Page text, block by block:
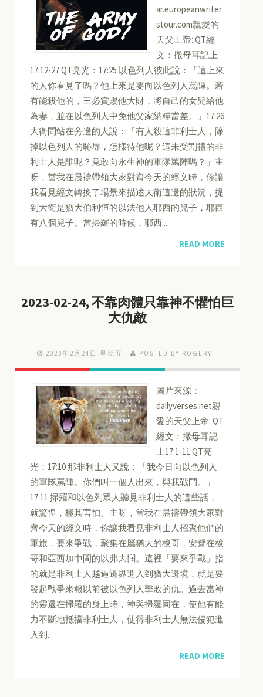
ar.europeanwriter
stour.com親愛的
天父上帝: QT經
文：撒母耳記上
17:12-27 QT亮光：17:25 以色列人彼此說：「這上來
的人你看見了嗎？他上來是要向以色列人罵陣。若
有能殺他的，王必賞賜他大財，將自己的女兒給他
為妻，並在以色列人中免他父家納糧當差。」17:26
大衛問站在旁邊的人說：「有人殺這非利士人，除
掉以色列人的恥辱，怎樣待他呢？這未受割禮的非
利士人是誰呢？竟敢向永生神的軍隊罵陣嗎？」主
呀，當我在晨禱帶領大家對齊今天的經文時，你讓
我看見經文轉換了場景來描述大衛這邊的狀況，提
到大衛是猶大伯利恒的以法他人耶西的兒子，耶西
有八個兒子。當掃羅的時候，耶西...
READ MORE
2023-02-24, 不靠肉體只靠神不懼怕巨
大仇敵
2023年2月24日 星期五 POSTED BY ROGERY
圖片來源：
dailyverses.net親
愛的天父上帝: QT
經文：撒母耳記
上17:1-11 QT亮
光：17:10 那非利士人又說：「我今日向以色列人
的軍隊罵陣。你們叫一個人出來，與我戰鬥。」
17:11 掃羅和以色列眾人聽見非利士人的這些話，
就驚惶，極其害怕。主呀，當我在晨禱帶領大家對
齊今天的經文時，你讓我看見非利士人招聚他們的
軍旅，要來爭戰，聚集在屬猶大的梭哥，安營在梭
哥和亞西加中間的以弗大憫。這裡「要來爭戰」指
的就是非利士人越過邊界進入到猶大邊境，就是要
發起戰爭來報以前被以色列人擊敗的仇。過去當神
的靈還在掃羅的身上時，神與掃羅同在，使他有能
力不斷地抵擋非利士人，使得非利士人無法侵犯進
入到...
READ MORE